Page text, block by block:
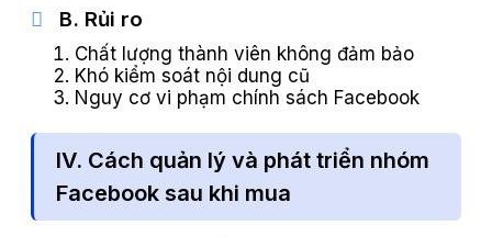
B. Rủi ro
Chất lượng thành viên không đảm bảo
Khó kiểm soát nội dung cũ
Nguy cơ vi phạm chính sách Facebook
IV. Cách quản lý và phát triển nhóm
Facebook sau khi mua